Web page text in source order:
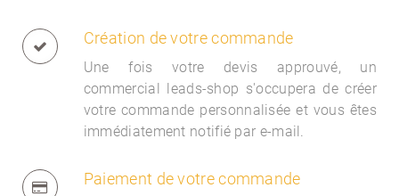
Création de votre commande
Une fois votre devis approuvé, un
commercial leads-shop s'occupera de créer
votre commande personnalisée et vous êtes
immédiatement notifié par e-mail.
Paiement de votre commande